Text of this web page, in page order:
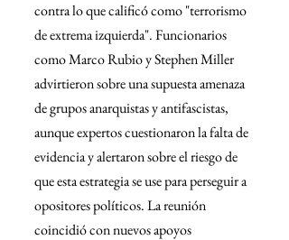
contra lo que calificó como "terrorismo
de extrema izquierda". Funcionarios
como Marco Rubio y Stephen Miller
advirtieron sobre una supuesta amenaza
de grupos anarquistas y antifascistas,
aunque expertos cuestionaron la falta de
evidencia y alertaron sobre el riesgo de
que esta estrategia se use para perseguir a
opositores políticos. La reunión
coincidió con nuevos apoyos